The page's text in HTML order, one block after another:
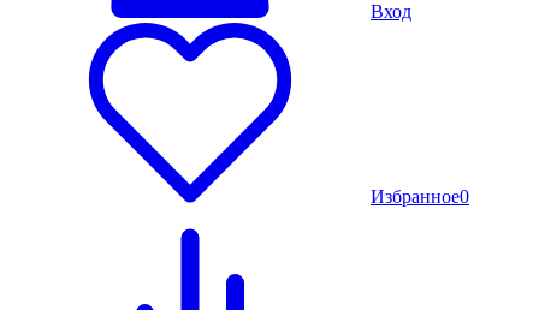
Вход
Избранное0